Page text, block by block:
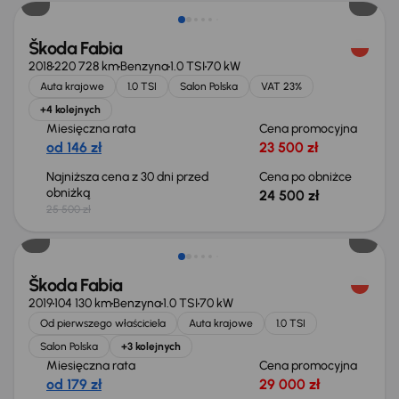
Škoda Fabia
2018220 728 kmBenzyna1.0 TSI70 kW
Auta krajowe 1.0 TSI Salon Polska
VAT 23%
+4 kolejnych
Miesięczna rata
od 146 zł
Cena promocyjna
23 500 zł
Najniższa cena z 30 dni przed
obniżką
25 500 zł
Cena po obniżce
24 500 zł
Škoda Fabia
2019104 130 kmBenzyna1.0 TSI70 kW
Od pierwszego właściciela Auta krajowe
1.0 TSI
Salon Polska
+3 kolejnych
Miesięczna rata
od 179 zł
Cena promocyjna
29 000 zł